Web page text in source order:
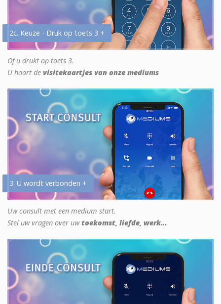
2c. Keuze - Druk op toets 3 +
Of u drukt op toets 3.
U hoort de visitekaartjes van onze mediums
3. U wordt verbonden +
Uw consult met een medium start.
Stel uw vragen over uwtoekomst, liefde, werk...